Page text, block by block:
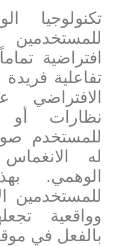
تكنولوجيا
للمستخدمين
افتراضية
تفاعلية
نظارات
للمستخدم
له
الوهمي.
للمستخدمين
وواقعية
بالفعل في